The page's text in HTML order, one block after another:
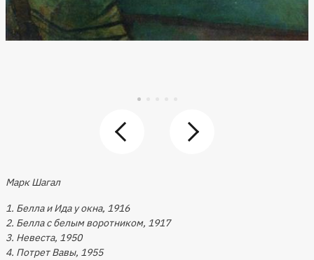
Марк Шагал
1. Белла и Ида у окна, 1916
2. Белла с белым воротником, 1917
3. Невеста, 1950
4. Потрет Вавы, 1955